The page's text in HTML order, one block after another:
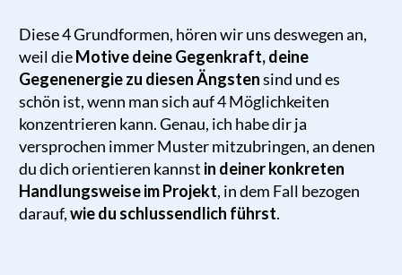
Diese 4 Grundformen, hören wir uns deswegen an,
weil dieMotive deine Gegenkraft, deine
Gegenenergie zu diesen Ängstensind und es
schön ist, wenn man sich auf 4 Möglichkeiten
konzentrieren kann. Genau, ich habe dir ja
versprochen immer Muster mitzubringen, an denen
du dich orientieren kannst in deiner konkreten
Handlungsweise im Projekt, in dem Fall bezogen
darauf,wie du schlussendlich führst.